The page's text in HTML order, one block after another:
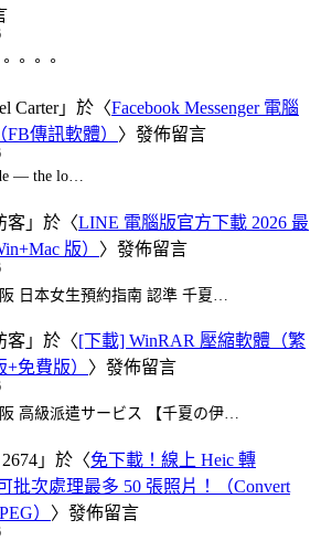
。。。
Carter」於〈Facebook Messenger 電腦
FB傳訊軟體） 〉發佈留言
— the lo…
客 」於〈LINE 電腦版官方下載 2026 最
版） 〉發佈留言
日本女生預約指南 認準 千夏…
客 」於〈[下載] WinRAR 壓縮軟體（繁
免費版） 〉發佈留言
高級派遣サービス 【千夏の伊…
」於〈免下載！線上 Heic 轉
批次處理最多 50 張照片！（Convert
） 〉發佈留言